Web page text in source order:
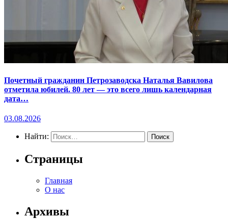
Почетный гражданин Петрозаводска Наталья Вавилова
отметила юбилей. 80 лет — это всего лишь календарная
дата…
03.08.2026
Найти:
Страницы
Главная
О нас
Архивы